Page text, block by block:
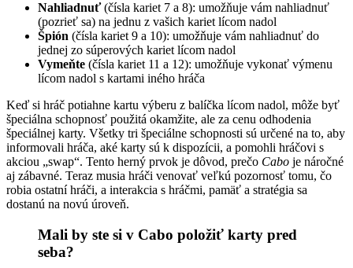
Nahliadnuť(čísla kariet 7 a 8): umožňuje vám nahliadnuť
(pozrieť sa) na jednu z vašich kariet lícom nadol
Špión (čísla kariet 9 a 10): umožňuje vám nahliadnuť do
jednej zo súperových kariet lícom nadol
Vymeňte (čísla kariet 11 a 12): umožňuje vykonať výmenu
lícom nadol s kartami iného hráča
Keď si hráč potiahne kartu výberu z balíčka lícom nadol, môže byť
špeciálna schopnosť použitá okamžite, ale za cenu odhodenia
špeciálnej karty. Všetky tri špeciálne schopnosti sú určené na to, aby
informovali hráča, aké karty sú k dispozícii, a pomohli hráčovi s
akciou „swap“. Tento herný prvok je dôvod, prečo Cabo je náročné
aj zábavné. Teraz musia hráči venovať veľkú pozornosť tomu, čo
robia ostatní hráči, a interakcia s hráčmi, pamäť a stratégia sa
dostanú na novú úroveň.
Mali by ste si v Cabo položiť karty pred
seba?